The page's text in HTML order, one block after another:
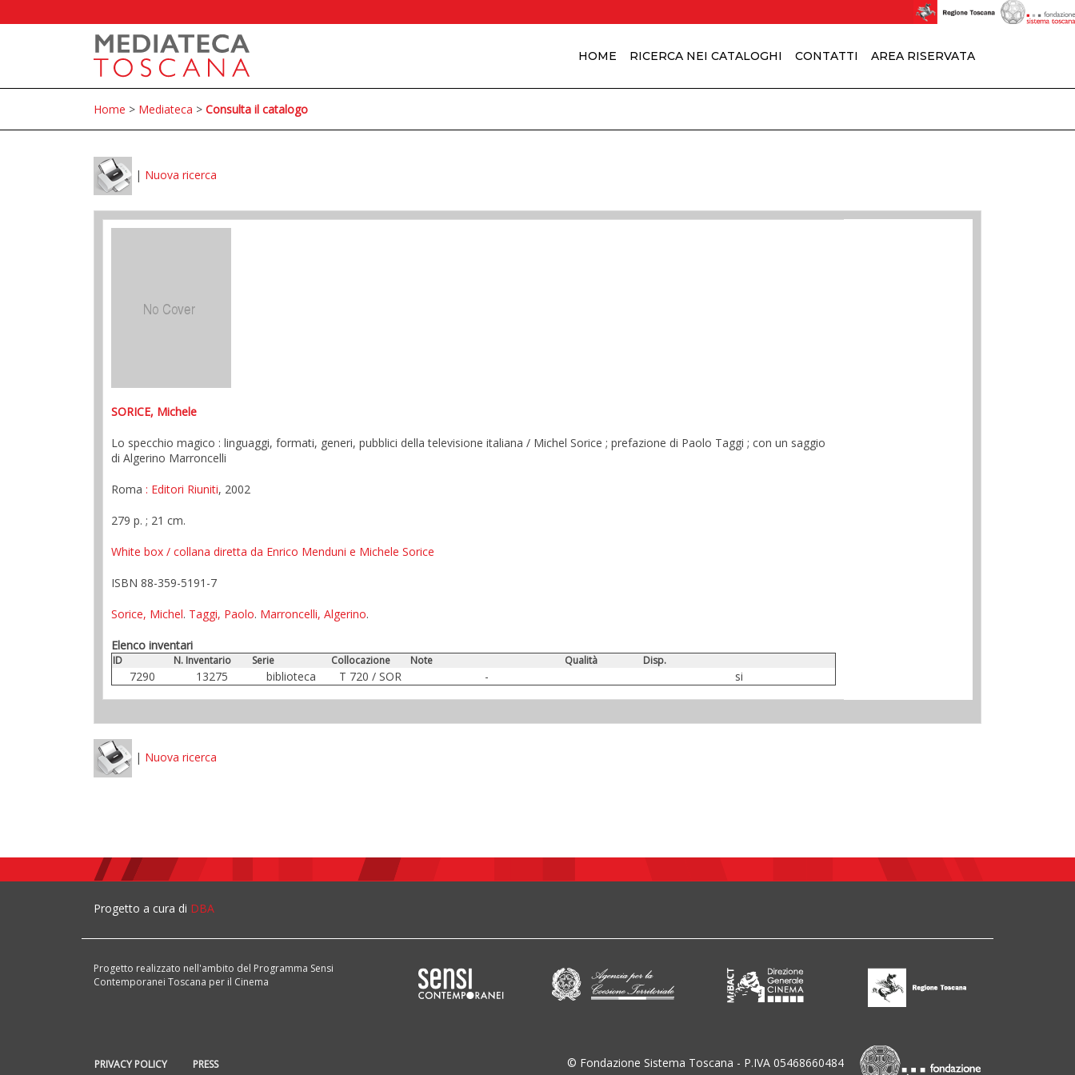
HOME RICERCA NEI CATALOGHI CONTATTI AREA RISERVATA
Home > Mediateca > Consulta il catalogo
| Nuova ricerca
SORICE, Michele
Lo specchio magico : linguaggi, formati, generi, pubblici della televisione italiana / Michel Sorice ; prefazione di Paolo Taggi ; con un saggio
di Algerino Marroncelli
Roma : Editori Riuniti, 2002
279 p. ; 21 cm.
White box / collana diretta da Enrico Menduni e Michele Sorice
ISBN 88-359-5191-7
Sorice, Michel. Taggi, Paolo. Marroncelli, Algerino.
Elenco inventari
ID N. Inventario Serie Collocazione Note Qualità Disp.
7290 13275 biblioteca T 720 / SOR - si
| Nuova ricerca
Progetto a cura di DBA
Progetto realizzato nell'ambito del Programma Sensi
Contemporanei Toscana per il Cinema
PRIVACY POLICY PRESS © Fondazione Sistema Toscana - P.IVA 05468660484